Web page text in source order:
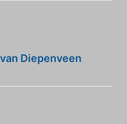
Diepenveen